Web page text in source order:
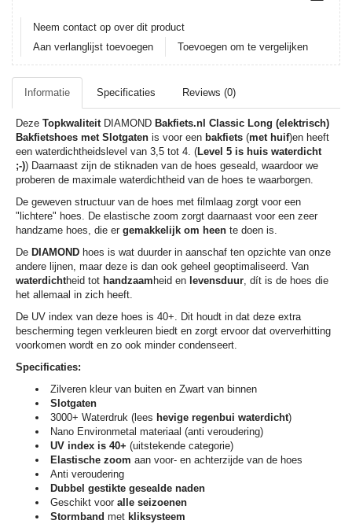
Neem contact op over dit product
Aan verlanglijst toevoegen
Toevoegen om te vergelijken
Informatie Specificaties Reviews (0)
Deze TopkwaliteitDIAMOND Bakfiets.nl Classic Long (elektrisch)
Bakfietshoes met Slotgaten is voor een bakfiets (met huif)en heeft
een waterdichtheidslevel van 3,5 tot 4. (Level 5 is huis waterdicht
;-)) Daarnaast zijn de stiknaden van de hoes geseald, waardoor we
proberen de maximale waterdichtheid van de hoes te waarborgen.
De geweven structuur van de hoes met filmlaag zorgt voor een
"lichtere" hoes. De elastische zoom zorgt daarnaast voor een zeer
handzame hoes, die er gemakkelijk om heen te doen is.
De DIAMOND hoes is wat duurder in aanschaf ten opzichte van onze
andere lijnen, maar deze is dan ook geheel geoptimaliseerd. Van
waterdichtheid tot handzaam heid en levensduur, dít is de hoes die
het allemaal in zich heeft.
De UV index van deze hoes is 40+. Dit houdt in dat deze extra
bescherming tegen verkleuren biedt en zorgt ervoor dat oververhitting
voorkomen wordt en zo ook minder condenseert.
Specificaties:
Zilveren kleur van buiten en Zwart van binnen
Slotgaten
3000+ Waterdruk (lees hevige regenbui waterdicht)
Nano Environmetal materiaal (anti veroudering)
UV index is 40+ (uitstekende categorie)
E lastische zoom aan voor- en achterzijde van de hoes
Anti veroudering
Dubbel gestikte gesealde naden
Geschikt voor alle seizoenen
Stormband met kliksysteem